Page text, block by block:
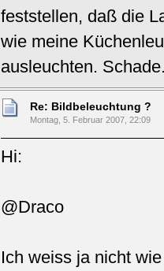
feststellen, daß die
wie meine
ausleuchten.
Re: Bildbeleuchtung ?
Montag, 5. Februar 2007, 22:09
Hi:
@Draco
Ich weiss ja nicht